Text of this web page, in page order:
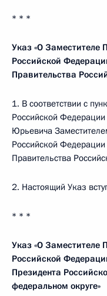
* * *
Указ «О Заместителе
Российской
Правительства
1. В соответствии с
Российской
Юрьевича
Российской
Правительства
2. Настоящий Указ
* * *
Указ «О Заместителе
Российской
Президента
федеральном округе»